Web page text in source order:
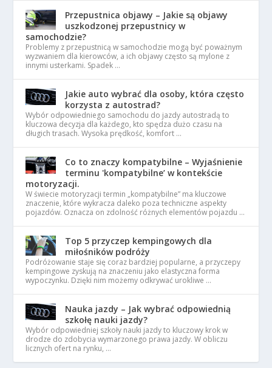
Przepustnica objawy – Jakie są objawy
uszkodzonej przepustnicy w
samochodzie?
Problemy z przepustnicą w samochodzie mogą być poważnym
wyzwaniem dla kierowców, a ich objawy często są mylone z
innymi usterkami. Spadek …
Jakie auto wybrać dla osoby, która często
korzysta z autostrad?
Wybór odpowiedniego samochodu do jazdy autostradą to
kluczowa decyzja dla każdego, kto spędza dużo czasu na
długich trasach. Wysoka prędkość, komfort …
Co to znaczy kompatybilne – Wyjaśnienie
terminu 'kompatybilne’ w kontekście
motoryzacji.
W świecie motoryzacji termin „kompatybilne” ma kluczowe
znaczenie, które wykracza daleko poza techniczne aspekty
pojazdów. Oznacza on zdolność różnych elementów pojazdu …
Top 5 przyczep kempingowych dla
miłośników podróży
Podróżowanie staje się coraz bardziej popularne, a przyczepy
kempingowe zyskują na znaczeniu jako elastyczna forma
wypoczynku. Dzięki nim możemy odkrywać urokliwe …
Nauka jazdy – Jak wybrać odpowiednią
szkołę nauki jazdy?
Wybór odpowiedniej szkoły nauki jazdy to kluczowy krok w
drodze do zdobycia wymarzonego prawa jazdy. W obliczu
licznych ofert na rynku, …